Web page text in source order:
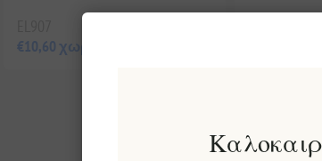
€10,60 χωρίς ΦΠΑ